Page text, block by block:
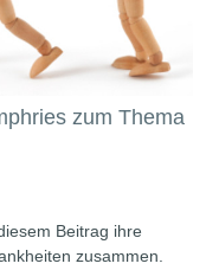
zum Thema
Beitrag ihre
zusammen.